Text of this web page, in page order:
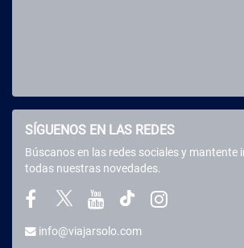
SÍGUENOS EN LAS REDES
Búscanos en las redes sociales y mantente
todas nuestras novedades.
info@viajarsolo.com